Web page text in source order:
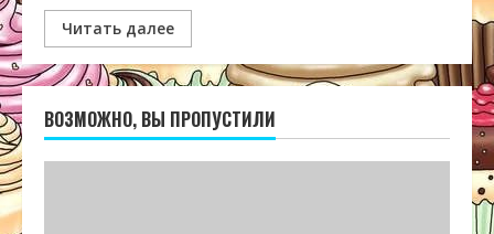
Читать далее
ВОЗМОЖНО, ВЫ ПРОПУСТИЛИ